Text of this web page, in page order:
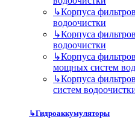
↳Корпуса
водоочистки
↳Корпуса
водоочистки
↳Корпуса
мощных систем
↳Корпуса
систем
↳Гидроаккумуляторы